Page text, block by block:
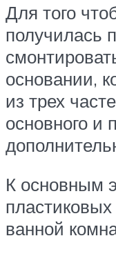
Для того
получилась
основании,
из трех
основного и
К основным
ванной